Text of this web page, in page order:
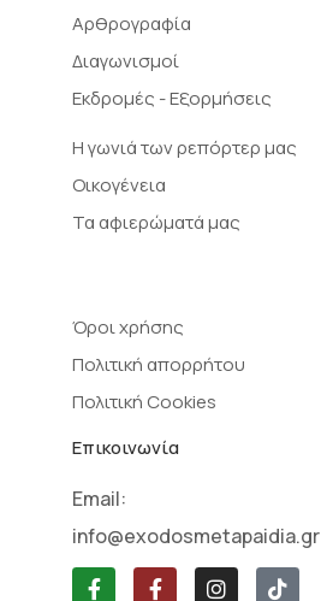
Αρθρογραφία
Διαγωνισμοί
Εκδρομές - Εξορμήσεις
Η γωνιά των ρεπόρτερ μας
Οικογένεια
Τα αφιερώματά μας
Όροι χρήσης
Πολιτική απορρήτου
Πολιτική Cookies
Επικοινωνία
Email:
info@exodosmetapaidia.gr